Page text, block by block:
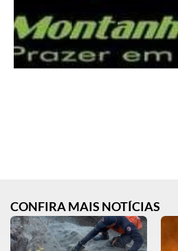
CONFIRA MAIS NOTÍCIAS